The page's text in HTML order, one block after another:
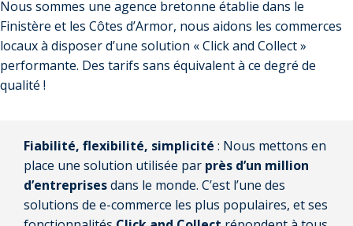
Nous sommes une agence bretonne établie dans le
Finistère et les Côtes d’Armor, nous aidons les commerces
locaux à disposer d’une solution « Click and Collect »
performante. Des tarifs sans équivalent à ce degré de
qualité !
Fiabilité, flexibilité, simplicité : Nous mettons en
place une solution utilisée par près d’un million
d’entreprisesdans le monde. C’est l’une des
solutions de e-commerce les plus populaires, et ses